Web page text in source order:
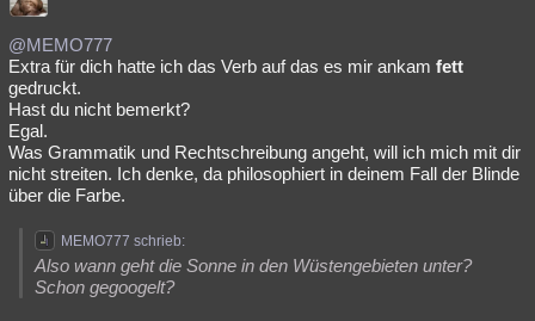
@MEMO777
Extra für dich hatte ich das Verb auf das es mir ankam fett
gedruckt.
Hast du nicht bemerkt?
Egal.
Was Grammatik und Rechtschreibung angeht, will ich mich mit dir
nicht streiten. Ich denke, da philosophiert in deinem Fall der Blinde
über die Farbe.
MEMO777 schrieb:
Also wann geht die Sonne in den Wüstengebieten unter?
Schon gegoogelt?